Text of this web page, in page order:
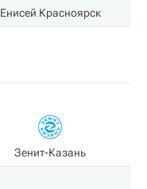
Енисей Красноярск
Зенит-Казань